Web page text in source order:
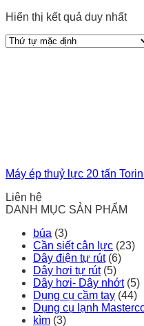
Hiển thị kết quả duy nhất
Máy ép thuỷ lực 20 tấn
Liên hệ
DANH MỤC SẢN PHẨM
búa (3)
Cần siết cân lực (23)
Dây điện tự rút (6)
Dây hơi tự rút (5)
Dây hơi- Dây nhớt (5)
Dụng cụ cầm tay (44)
Dụng cụ lạnh
kìm (3)